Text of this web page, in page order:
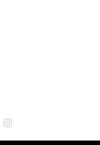
Facebook